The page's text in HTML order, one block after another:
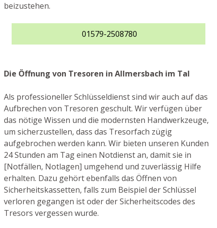
beizustehen.
01579-2508780
Die Öffnung von Tresoren in Allmersbach im Tal
Als professioneller Schlüsseldienst sind wir auch auf das
Aufbrechen von Tresoren geschult. Wir verfügen über
das nötige Wissen und die modernsten Handwerkzeuge,
um sicherzustellen, dass das Tresorfach zügig
aufgebrochen werden kann. Wir bieten unseren Kunden
24 Stunden am Tag einen Notdienst an, damit sie in
[Notfällen, Notlagen] umgehend und zuverlässig Hilfe
erhalten. Dazu gehört ebenfalls das Öffnen von
Sicherheitskassetten, falls zum Beispiel der Schlüssel
verloren gegangen ist oder der Sicherheitscodes des
Tresors vergessen wurde.